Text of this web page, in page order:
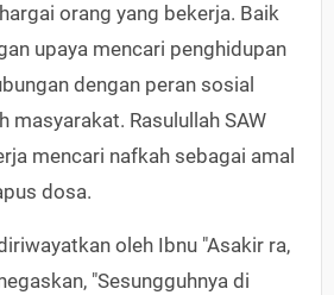
orang yang bekerja. Baik
upaya mencari penghidupan
dengan peran sosial
masyarakat. Rasulullah SAW
mencari nafkah sebagai amal
dosa.
oleh Ibnu "Asakir ra,
"Sesungguhnya di